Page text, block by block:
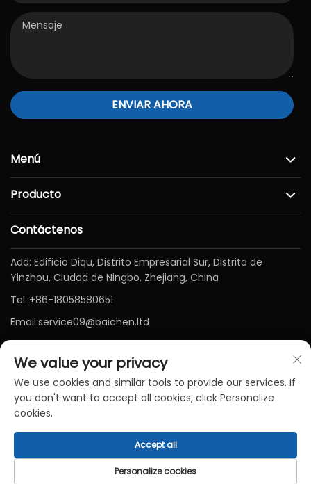
ENVIAR AHORA
Menú
Producto
Contáctenos
Add: Edificio Diqu, Distrito Empresarial Sur, Distrito de
Yinzhou, Ciudad de Ningbo, Zhejiang, China
Tel.:+86-18058580651
Email:service09@baichen.ltd
Derechos de autor © Ningbo Baichen Medical Devices Co.,
LTD. Todos los derechos reservados-Política de
We value your privacy
We use cookies and similar tools to provide our services. If
you don't want to accept all cookies, click Personalize
cookies.
Personalize cookies
Accept all